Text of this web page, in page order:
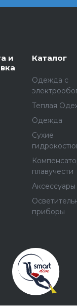
и
Каталог
Одежда с
Теплая
Одежда
Сухие
плавучести
Аксессуары
приборы